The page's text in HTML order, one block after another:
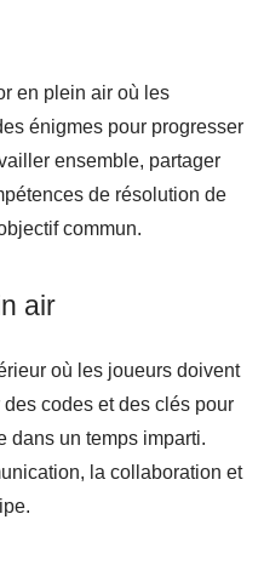
en plein air où les
énigmes pour progresser
ensemble, partager
de résolution de
commun.
air
où les joueurs doivent
codes et des clés pour
dans un temps imparti.
la collaboration et